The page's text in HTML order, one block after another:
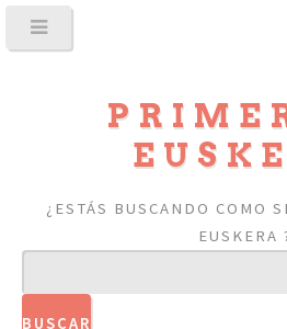
¿ESTÁS BUSCANDO COMO
EUSKERA